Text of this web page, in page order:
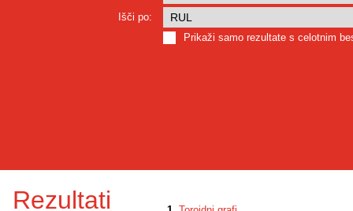
Išči po:
Prikaži samo rezultate s celotnim
Rezultati